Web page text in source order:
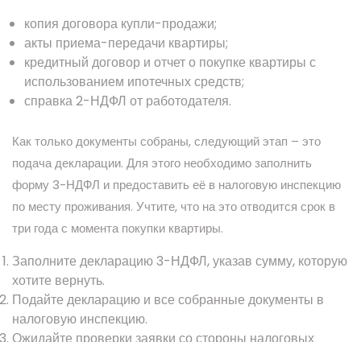
копия договора купли-продажи;
акты приема-передачи квартиры;
кредитный договор и отчет о покупке квартиры с
использованием ипотечных средств;
справка 2-НДФЛ от работодателя.
Как только документы собраны, следующий этап – это
подача декларации. Для этого необходимо заполнить
форму 3-НДФЛ и предоставить её в налоговую инспекцию
по месту проживания. Учтите, что на это отводится срок в
три года с момента покупки квартиры.
Заполните декларацию 3-НДФЛ, указав сумму, которую
хотите вернуть.
Подайте декларацию и все собранные документы в
налоговую инспекцию.
Ожидайте проверки заявки со стороны налоговых